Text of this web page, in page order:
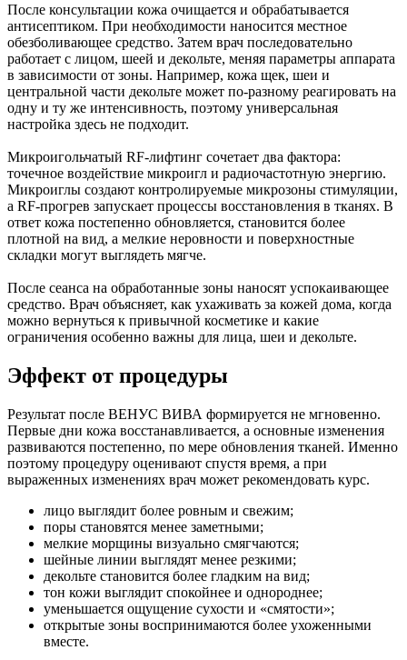
После консультации кожа очищается и обрабатывается
антисептиком. При необходимости наносится местное
обезболивающее средство. Затем врач последовательно
работает с лицом, шеей и декольте, меняя параметры аппарата
в зависимости от зоны. Например, кожа щек, шеи и
центральной части декольте может по-разному реагировать на
одну и ту же интенсивность, поэтому универсальная
настройка здесь не подходит.
Микроигольчатый RF-лифтинг сочетает два фактора:
точечное воздействие микроигл и радиочастотную энергию.
Микроиглы создают контролируемые микрозоны стимуляции,
а RF-прогрев запускает процессы восстановления в тканях. В
ответ кожа постепенно обновляется, становится более
плотной на вид, а мелкие неровности и поверхностные
складки могут выглядеть мягче.
После сеанса на обработанные зоны наносят успокаивающее
средство. Врач объясняет, как ухаживать за кожей дома, когда
можно вернуться к привычной косметике и какие
ограничения особенно важны для лица, шеи и декольте.
Эффект от процедуры
Результат после ВЕНУС ВИВА формируется не мгновенно.
Первые дни кожа восстанавливается, а основные изменения
развиваются постепенно, по мере обновления тканей. Именно
поэтому процедуру оценивают спустя время, а при
выраженных изменениях врач может рекомендовать курс.
лицо выглядит более ровным и свежим;
поры становятся менее заметными;
мелкие морщины визуально смягчаются;
шейные линии выглядят менее резкими;
декольте становится более гладким на вид;
тон кожи выглядит спокойнее и однороднее;
уменьшается ощущение сухости и «смятости»;
открытые зоны воспринимаются более ухоженными
вместе.